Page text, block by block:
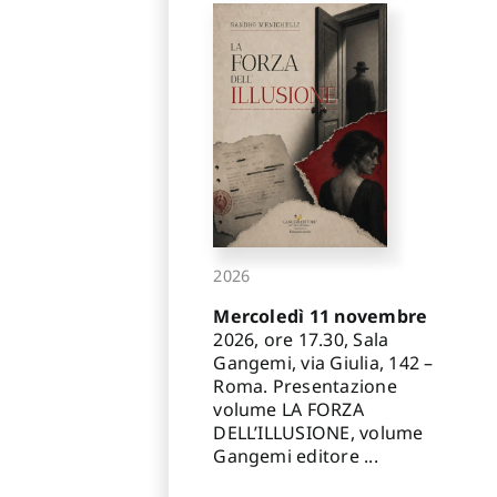
2026
Mercoledì 11 novembre
2026, ore 17.30, Sala
Gangemi, via Giulia, 142 –
Roma. Presentazione
volume LA FORZA
DELL’ILLUSIONE, volume
Gangemi editore ...